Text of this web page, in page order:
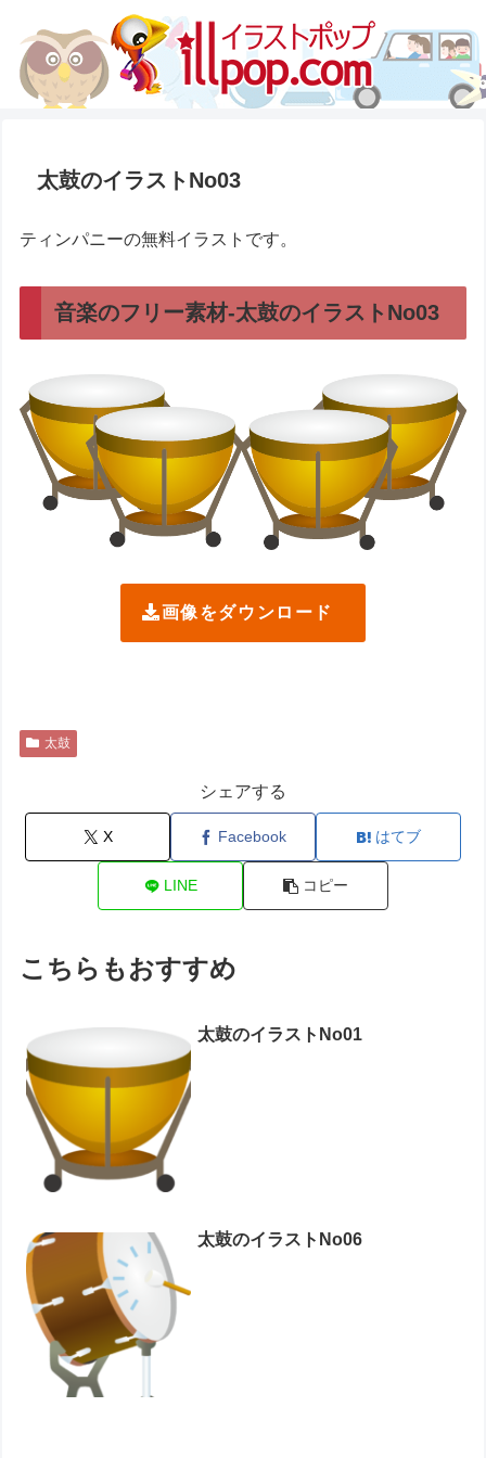
太鼓のイラストNo03
ティンパニーの無料イラストです。
音楽のフリー素材-太鼓のイラストNo03
画像をダウンロード
太鼓
シェアする
X Facebook はてブ
LINE コピー
こちらもおすすめ
太鼓のイラストNo01
太鼓のイラストNo06